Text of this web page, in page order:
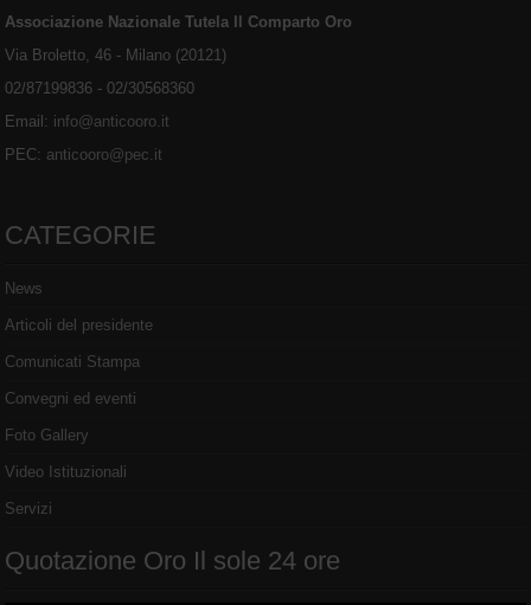
Associazione Nazionale Tutela Il Comparto Oro
Via Broletto, 46 - Milano (20121)
02/87199836 - 02/30568360
Email: info@anticooro.it
PEC: anticooro@pec.it
CATEGORIE
News
Articoli del presidente
Comunicati Stampa
Convegni ed eventi
Foto Gallery
Video Istituzionali
Servizi
Quotazione Oro Il sole 24 ore